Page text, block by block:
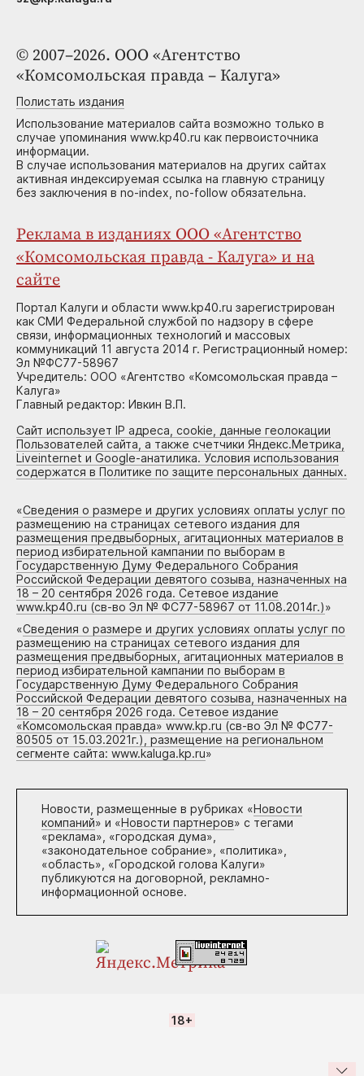
© 2007–2026. ООО «Агентство
«Комсомольская правда – Калуга»
Полистать издания
Использование материалов сайта возможно только в
случае упоминания www.kp40.ru как первоисточника
информации.
В случае использования материалов на других сайтах
активная индексируемая ссылка на главную страницу
без заключения в no-index, no-follow обязательна.
Реклама в изданиях ООО «Агентство
«Комсомольская правда - Калуга» и на
сайте
Портал Калуги и области www.kp40.ru зарегистрирован
как СМИ Федеральной службой по надзору в сфере
связи, информационных технологий и массовых
коммуникаций 11 августа 2014 г. Регистрационный номер:
Эл №ФС77-58967
Учредитель: ООО «Агентство «Комсомольская правда –
Калуга»
Главный редактор: Ивкин В.П.
Сайт использует IP адреса, cookie, данные геолокации
Пользователей сайта, а также счетчики Яндекс.Метрика,
Liveinternet и Google-анатилика. Условия использования
содержатся в Политике по защите персональных данных.
«Сведения о размере и других условиях оплаты услуг по
размещению на страницах сетевого издания для
размещения предвыборных, агитационных материалов в
период избирательной кампании по выборам в
Государственную Думу Федерального Собрания
Российской Федерации девятого созыва, назначенных на
18 – 20 сентября 2026 года. Сетевое издание
www.kp40.ru (св-во Эл № ФС77-58967 от 11.08.2014г.)»
«Сведения о размере и других условиях оплаты услуг по
размещению на страницах сетевого издания для
размещения предвыборных, агитационных материалов в
период избирательной кампании по выборам в
Государственную Думу Федерального Собрания
Российской Федерации девятого созыва, назначенных на
18 – 20 сентября 2026 года. Сетевое издание
«Комсомольская правда» www.kp.ru (св-во Эл № ФС77-
80505 от 15.03.2021г.), размещение на региональном
сегменте сайта: www.kaluga.kp.ru»
Новости, размещенные в рубриках «Новости
компаний» и «Новости партнеров» с тегами
«реклама», «городская дума»,
«законодательное собрание», «политика»,
«область», «Городской голова Калуги»
публикуются на договорной, рекламно-
информационной основе.
18+